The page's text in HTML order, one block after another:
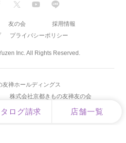
タログ請求 店舗一覧
Inc. All Rights Reserved.
友の会
採用情報
プライバシーポリシー
友禅ホールディングス
株式会社京都きもの友禅友の会